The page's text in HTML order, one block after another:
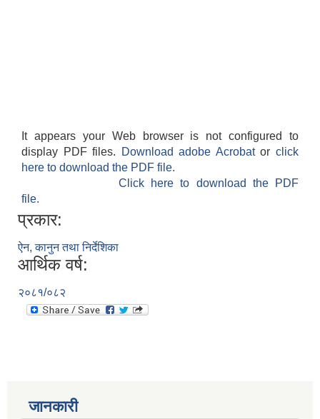
It appears your Web browser is not configured to
display PDF files.
Download adobe Acrobatorclick
here to download the PDF file.
Click here to download the PDF
file.
प्रकार:
ऐन, कानुन तथा निर्देशिका
आर्थिक वर्ष:
२०८१/०८२
जानकारी